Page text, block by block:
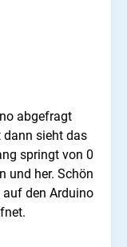
abgefragt
dann sieht das
springt von 0
und her. Schön
auf den Arduino